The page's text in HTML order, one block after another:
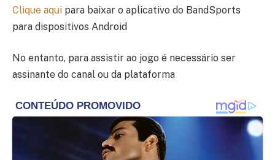
Clique aqui para baixar o aplicativo do BandSports
para dispositivos Android
No entanto, para assistir ao jogo é necessário ser
assinante do canal ou da plataforma